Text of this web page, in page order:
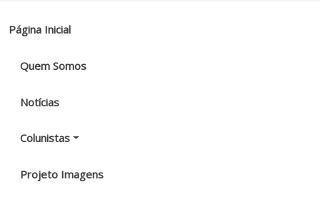
Página Inicial
Quem Somos
Notícias
Colunistas
Projeto Imagens